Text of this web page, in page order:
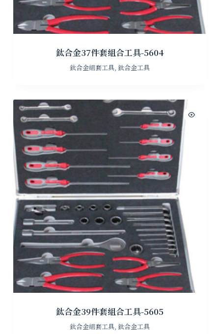
鈦合金37件套組合工具-5604
鈦合金組套工具,鈦合金工具
鈦合金39件套組合工具-5605
鈦合金組套工具,鈦合金工具